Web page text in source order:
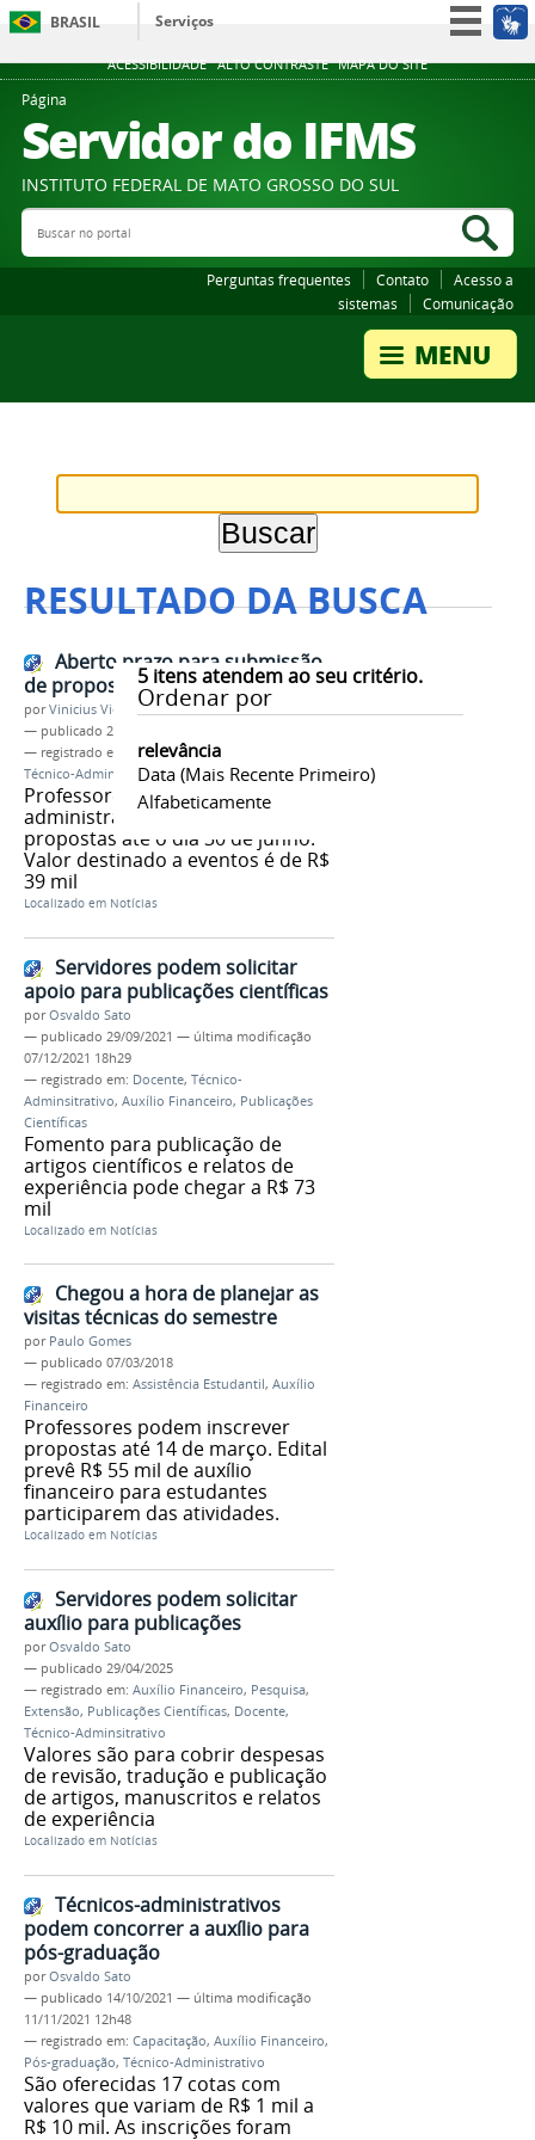
ACESSIBILIDADE ALTO CONTRASTE MAPA DO SITE
BRASIL
Serviços
Participe
Legislação
Canais
Página
Servidor do IFMS
INSTITUTO FEDERAL DE MATO GROSSO DO SUL
Buscar no portal
Perguntas frequentes Contato
Acesso a
sistemas
Comunicação
RESULTADO DA BUSCA
5itens atendem ao seu critério.
Ordenar por
relevância
Data (mais Recente Primeiro)
Alfabeticamente
Aberto prazo para submissão
de propostas de eventos
porVinicius Vieira
— publicado 25/05/2023
— registrado em:
Extensão,Eventos
Técnico-Administrativo,Auxílio Financeiro
Professores e técnicos-
administrativos podem enviar
propostas até o dia 30 de junho.
Valor destinado a eventos é de R$
39 mil
Localizado em Notícias
Servidores podem solicitar
apoio para publicações científicas
porOsvaldo Sato
— publicado 29/09/2021 — última modificação
07/12/2021 18h29
— registrado em: Docente, Técnico-
Adminsitrativo, Auxílio Financeiro, Publicações
Científicas
Fomento para publicação de
artigos científicos e relatos de
experiência pode chegar a R$ 73
mil
Localizado em Notícias
Chegou a hora de planejar as
visitas técnicas do semestre
por Paulo Gomes
— publicado 07/03/2018
— registrado em: Assistência Estudantil, Auxílio
Financeiro
Professores podem inscrever
propostas até 14 de março. Edital
prevê R$ 55 mil de auxílio
financeiro para estudantes
participarem das atividades.
Localizado em Notícias
Servidores podem solicitar
auxílio para publicações
porOsvaldo Sato
— publicado 29/04/2025
— registrado em: Auxílio Financeiro, Pesquisa,
Extensão, Publicações Científicas, Docente,
Técnico-Adminsitrativo
Valores são para cobrir despesas
de revisão, tradução e publicação
de artigos, manuscritos e relatos
de experiência
Localizado em Notícias
Técnicos-administrativos
podem concorrer a auxílio para
pós-graduação
porOsvaldo Sato
— publicado 14/10/2021 — última modificação
11/11/2021 12h48
— registrado em: Capacitação, Auxílio Financeiro,
Pós-graduação, Técnico-Administrativo
São oferecidas 17 cotas com
valores que variam de R$ 1 mil a
R$ 10 mil. As inscrições foram